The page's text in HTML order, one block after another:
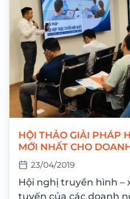
HỘI THẢO GIẢI PHÁP
MỚI NHẤT CHO
23/04/2019
Hội nghị truyền hình –
tuyến của các doanh